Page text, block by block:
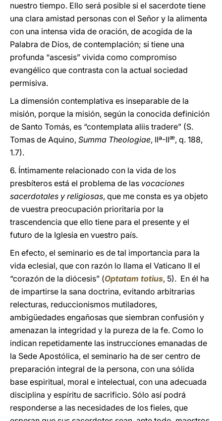
nuestro tiempo. Ello será posible si el sacerdote tiene
una clara amistad personas con el Señor y la alimenta
con una intensa vida de oración, de acogida de la
Palabra de Dios, de contemplación; si tiene una
profunda “ascesis” vivida como compromiso
evangélico que contrasta con la actual sociedad
permisiva.
La dimensión contemplativa es inseparable de la
misión, porque la misión, según la conocida definición
de Santo Tomás, es “contemplata aliis tradere” (S.
Tomas de Aquino, Summa Theologiae, IIª-IIæ, q. 188,
1.7).
6. Íntimamente relacionado con la vida de los
presbíteros está el problema de las vocaciones
sacerdotales y religiosas, que me consta es ya objeto
de vuestra preocupación prioritaria por la
trascendencia que ello tiene para el presente y el
futuro de la Iglesia en vuestro país.
En efecto, el seminario es de tal importancia para la
vida eclesial, que con razón lo llama el Vaticano II el
“corazón de la diócesis” (Optatam totius, 5). En él ha
de impartirse la sana doctrina, evitando arbitrarias
relecturas, reduccionismos mutiladores,
ambigüedades engañosas que siembran confusión y
amenazan la integridad y la pureza de la fe. Como lo
indican repetidamente las instrucciones emanadas de
la Sede Apostólica, el seminario ha de ser centro de
preparación integral de la persona, con una sólida
base espiritual, moral e intelectual, con una adecuada
disciplina y espíritu de sacrificio. Sólo así podrá
responderse a las necesidades de los fieles, que